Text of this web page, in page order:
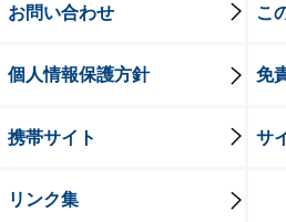
お問い合わせ こ
個人情報保護方針 免
携帯サイト サ
リンク集